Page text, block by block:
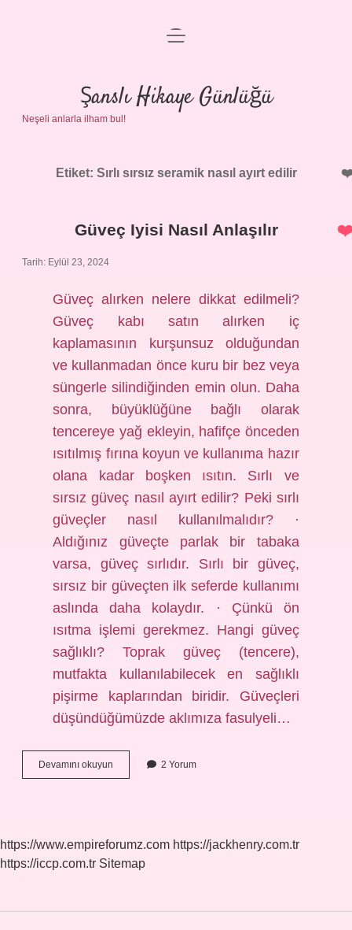
Anasayfa
Gizlilik Politikası
menüyü
Şanslı Hikaye Günlüğü
Neşeli anlarla ilham bul!
Etiket: Sırlı sırsız seramik nasıl ayırt edilir
Güveç Iyisi Nasıl Anlaşılır
Tarih: Eylül 23, 2024
Güveç alırken nelere dikkat edilmeli?
Güveç kabı satın alırken iç
kaplamasının kurşunsuz olduğundan
ve kullanmadan önce kuru bir bez veya
süngerle silindiğinden emin olun. Daha
sonra, büyüklüğüne bağlı olarak
tencereye yağ ekleyin, hafifçe önceden
ısıtılmış fırına koyun ve kullanıma hazır
olana kadar boşken ısıtın. Sırlı ve
sırsız güveç nasıl ayırt edilir? Peki sırlı
güveçler nasıl kullanılmalıdır? ·
Aldığınız güveçte parlak bir tabaka
varsa, güveç sırlıdır. Sırlı bir güveç,
sırsız bir güveçten ilk seferde kullanımı
aslında daha kolaydır. · Çünkü ön
ısıtma işlemi gerekmez. Hangi güveç
sağlıklı? Toprak güveç (tencere),
mutfakta kullanılabilecek en sağlıklı
pişirme kaplarından biridir. Güveçleri
düşündüğümüzde aklımıza fasulyeli…
Devamını okuyun
Iyisi
2 Yorum
https://www.empireforumz.com https://jackhenry.com.tr
https://iccp.com.tr Sitemap